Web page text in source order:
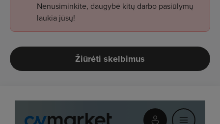
Nenusiminkite, daugybė kitų darbo pasiūlymų
laukia jūsų!
Žiūrėti skelbimus